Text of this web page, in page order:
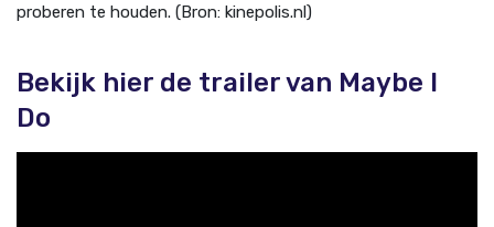
proberen te houden. (Bron: kinepolis.nl)
Bekijk hier de trailer van Maybe I
Do